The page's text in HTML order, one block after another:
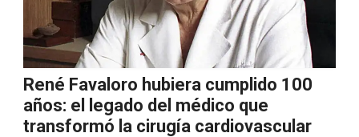
René Favaloro hubiera cumplido 100
años: el legado del médico que
transformó la cirugía cardiovascular